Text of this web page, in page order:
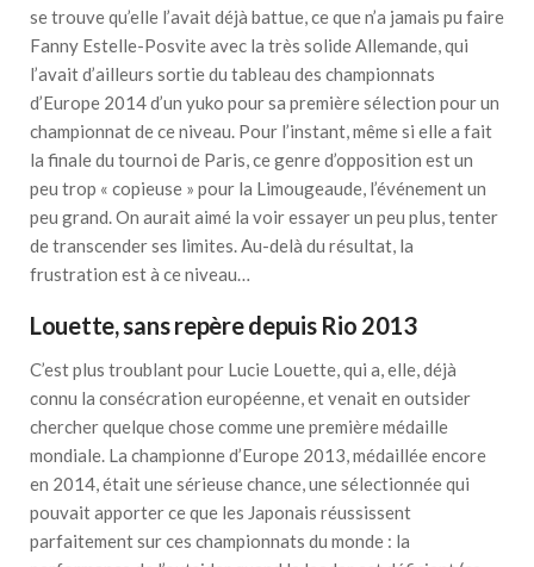
se trouve qu’elle l’avait déjà battue, ce que n’a jamais pu faire
Fanny Estelle-Posvite avec la très solide Allemande, qui
l’avait d’ailleurs sortie du tableau des championnats
d’Europe 2014 d’un yuko pour sa première sélection pour un
championnat de ce niveau. Pour l’instant, même si elle a fait
la finale du tournoi de Paris, ce genre d’opposition est un
peu trop « copieuse » pour la Limougeaude, l’événement un
peu grand. On aurait aimé la voir essayer un peu plus, tenter
de transcender ses limites. Au-delà du résultat, la
frustration est à ce niveau…
Louette, sans repère depuis Rio 2013
C’est plus troublant pour Lucie Louette, qui a, elle, déjà
connu la consécration européenne, et venait en outsider
chercher quelque chose comme une première médaille
mondiale. La championne d’Europe 2013, médaillée encore
en 2014, était une sérieuse chance, une sélectionnée qui
pouvait apporter ce que les Japonais réussissent
parfaitement sur ces championnats du monde : la